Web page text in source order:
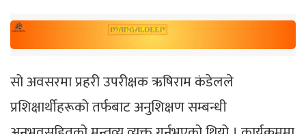
सो अवसरमा प्रहरी उपरीक्षक ऋषिराम कंडेलले
प्रशिक्षार्थीहरूको तर्फबाट अनुशिक्षण सम्बन्धी